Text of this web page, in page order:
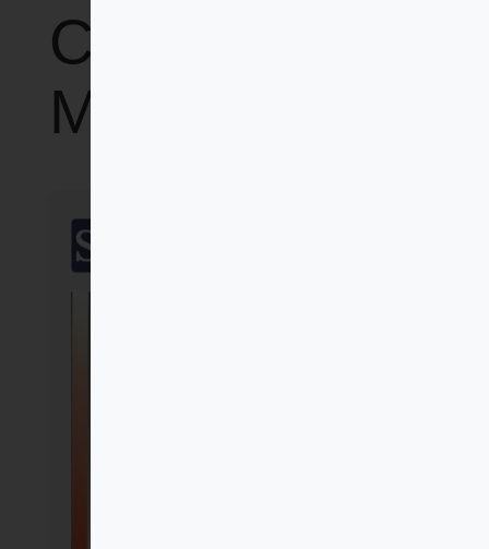
Cristiano
Movimiento